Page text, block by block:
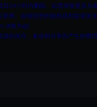
后24小时内删除。如需体验更多乐
联网。如侵犯您的版权或利益请发送
(#换为@)
源的保存、备份和分享所产生的费